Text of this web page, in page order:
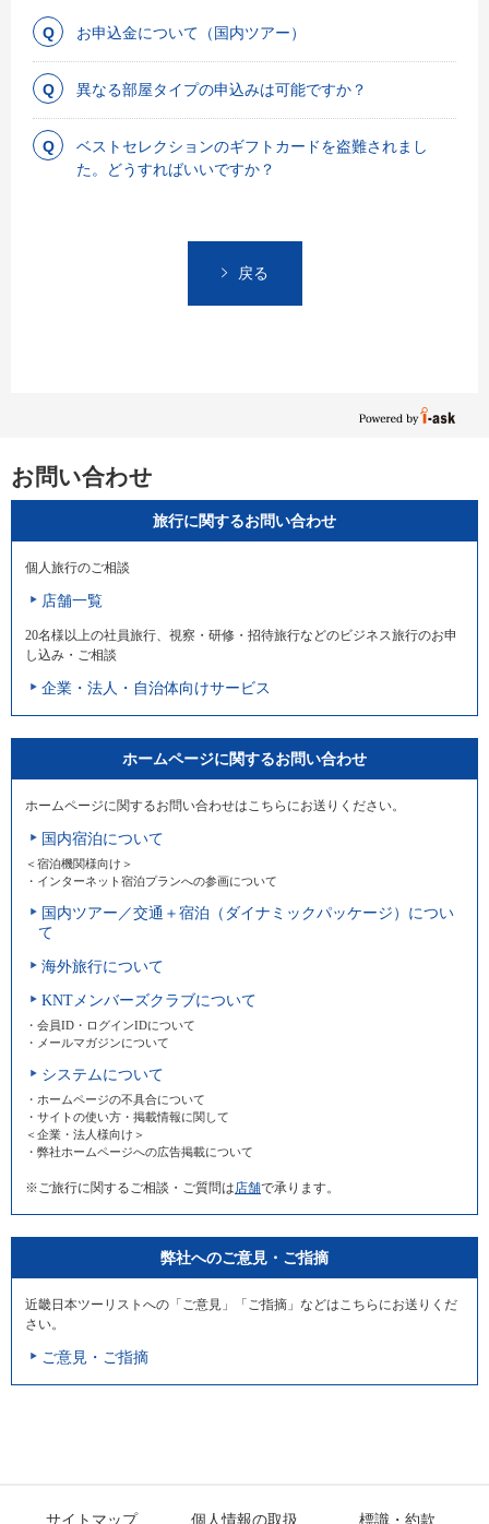
お申込金について（国内ツアー）
異なる部屋タイプの申込みは可能ですか？
ベストセレクションのギフトカードを盗難されまし
た。どうすればいいですか？
戻る
お問い合わせ
旅行に関するお問い合わせ
個人旅行のご相談
店舗一覧
20名様以上の社員旅行、視察・研修・招待旅行などのビジネス旅行のお申
し込み・ご相談
企業・法人・自治体向けサービス
ホームページに関するお問い合わせ
ホームページに関するお問い合わせはこちらにお送りください。
国内宿泊について
＜宿泊機関様向け＞
・インターネット宿泊プランへの参画について
国内ツアー／交通＋宿泊（ダイナミックパッケージ）につい
て
海外旅行について
KNTメンバーズクラブについて
・会員ID・ログインIDについて
・メールマガジンについて
システムについて
・ホームページの不具合について
・サイトの使い方・掲載情報に関して
＜企業・法人様向け＞
・弊社ホームページへの広告掲載について
※ご旅行に関するご相談・ご質問は 店舗で承ります。
弊社へのご意見・ご指摘
近畿日本ツーリストへの「ご意見」「ご指摘」などはこちらにお送りくだ
さい。
ご意見・ご指摘
サイトマップ 個人情報の取扱 標識・約款